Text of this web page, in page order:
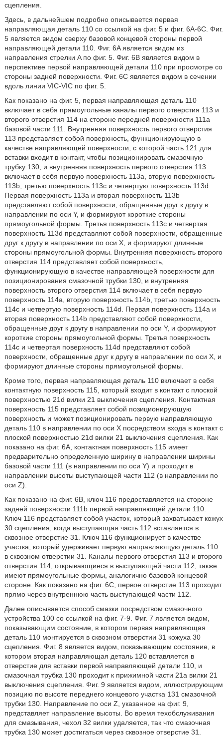
сцепления.
Здесь, в дальнейшем подробно описывается первая
направляющая деталь 110 со ссылкой на фиг. 5 и фиг. 6A-6C. Фиг.
5 является видом сверху базовой концевой стороны первой
направляющей детали 110. Фиг. 6A является видом из
направления стрелки A по фиг. 5. Фиг. 6B является видом в
перспективе первой направляющей детали 110 при просмотре со
стороны задней поверхности. Фиг. 6C является видом в сечении
вдоль линии VIC-VIC по фиг. 5.
Как показано на фиг. 5, первая направляющая деталь 110
включает в себя прямоугольные каналы первого отверстия 113 и
второго отверстия 114 на стороне передней поверхности 111a
базовой части 111. Внутренняя поверхность первого отверстия
113 представляет собой поверхность, функционирующую в
качестве направляющей поверхности, с которой часть 121 для
вставки входит в контакт, чтобы позиционировать смазочную
трубку 130, и внутренняя поверхность первого отверстия 113
включает в себя первую поверхность 113a, вторую поверхность
113b, третью поверхность 113c и четвертую поверхность 113d.
Первая поверхность 113a и вторая поверхность 113b
представляют собой поверхности, обращенные друг к другу в
направлении по оси Y, и формируют короткие стороны
прямоугольной формы. Третья поверхность 113c и четвертая
поверхность 113d представляют собой поверхности, обращенные
друг к другу в направлении по оси Х, и формируют длинные
стороны прямоугольной формы. Внутренняя поверхность второго
отверстия 114 представляет собой поверхность,
функционирующую в качестве направляющей поверхности для
позиционирования смазочной трубки 130, и внутренняя
поверхность второго отверстия 114 включает в себя первую
поверхность 114a, вторую поверхность 114b, третью поверхность
114c и четвертую поверхность 114d. Первая поверхность 114a и
вторая поверхность 114b представляют собой поверхности,
обращенные друг к другу в направлении по оси Y, и формируют
короткие стороны прямоугольной формы. Третья поверхность
114c и четвертая поверхность 114d представляют собой
поверхности, обращенные друг к другу в направлении по оси Х, и
формируют длинные стороны прямоугольной формы.
Кроме того, первая направляющая деталь 110 включает в себя
контактную поверхность 115, который входит в контакт с плоской
поверхностью 21d вилки 21 выключения сцепления. Контактная
поверхность 115 представляет собой позиционирующую
поверхность и может позиционировать первую направляющую
деталь 110 в направлении по оси Х посредством входа в контакт с
плоской поверхностью 21d вилки 21 выключения сцепления. Как
показано на фиг. 6A, контактная поверхность 115 имеет
предварительно определенную ширину в направлении ширины
базовой части 111 (в направлении по оси Y) и проходит в
направлении высоты выступающей части 112 (в направлении по
оси Z).
Как показано на фиг. 6B, ключ 116 предоставляется на стороне
задней поверхности 111b первой направляющей детали 110.
Ключ 116 представляет собой участок, который захватывает кожух
30 сцепления, когда выступающая часть 112 вставляется в
сквозное отверстие 31. Ключ 116 функционирует в качестве
участка, который удерживает первую направляющую деталь 110
в сквозном отверстии 31. Каналы первого отверстия 113 и второго
отверстия 114, открывающиеся в выступающей части 112, также
имеют прямоугольные формы, аналогично базовой концевой
стороне. Как показано на фиг. 6C, первое отверстие 113 проходит
прямо через внутреннюю часть выступающей части 112.
Далее описывается способ смазки посредством смазочного
устройства 100 со ссылкой на фиг. 7-9. Фиг. 7 является видом,
показывающим состояние, в котором первая направляющая
деталь 110 монтируется в сквозном отверстии 31 кожуха 30
сцепления. Фиг. 8 является видом, показывающим состояние, в
котором вторая направляющая деталь 120 вставляется в
отверстие для вставки первой направляющей детали 110, и
смазочная трубка 130 проходит к прижимной части 21a вилки 21
выключения сцепления. Фиг. 9 является видом, иллюстрирующим
позицию по высоте переднего концевого участка 131 смазочной
трубки 130. Направление по оси Z, указанное на фиг. 9,
представляет направление высоты. Во время техобслуживания
для смазывания, чехол 32 вилки удаляется, так что смазочная
трубка 130 может достигаться через сквозное отверстие 31.